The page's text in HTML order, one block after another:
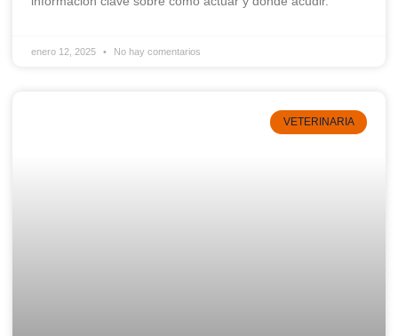
enero 12, 2025 No hay comentarios
VETERINARIA